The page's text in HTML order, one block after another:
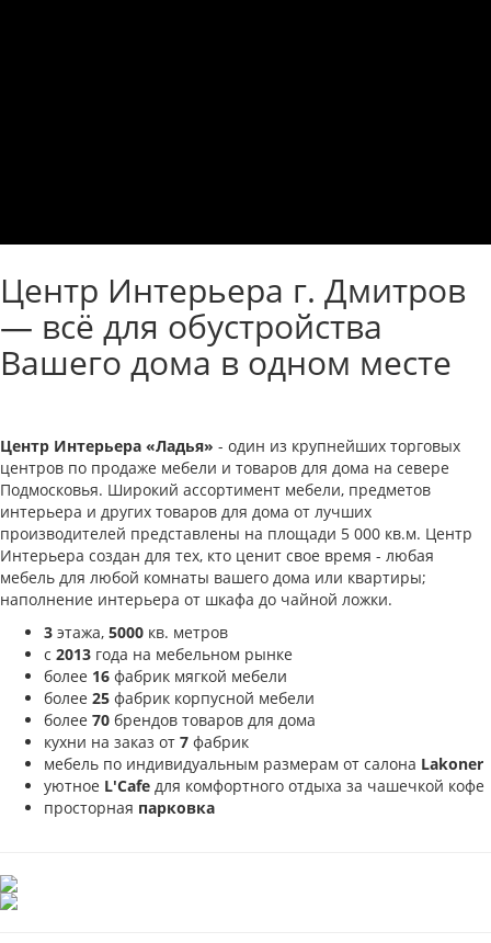
Центр Интерьера г. Дмитров
— всё для обустройства
Вашего дома в одном месте
Центр Интерьера «Ладья» - один из крупнейших торговых
центров по продаже мебели и товаров для дома на севере
Подмосковья. Широкий ассортимент мебели, предметов
интерьера и других товаров для дома от лучших
производителей представлены на площади 5 000 кв.м. Центр
Интерьера создан для тех, кто ценит свое время - любая
мебель для любой комнаты вашего дома или квартиры;
наполнение интерьера от шкафа до чайной ложки.
3 этажа, 5000 кв. метров
с 2013 года на мебельном рынке
более 16 фабрик мягкой мебели
более 25 фабрик корпусной мебели
более 70 брендов товаров для дома
кухни на заказ от 7 фабрик
мебель по индивидуальным размерам от салона Lakoner
уютное L'Cafe для комфортного отдыха за чашечкой кофе
просторная парковка